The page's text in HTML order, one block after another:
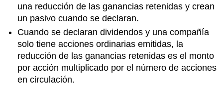
una reducción de las ganancias retenidas y crean
un pasivo cuando se declaran.
Cuando se declaran dividendos y una compañía
solo tiene acciones ordinarias emitidas, la
reducción de las ganancias retenidas es el monto
por acción multiplicado por el número de acciones
en circulación.